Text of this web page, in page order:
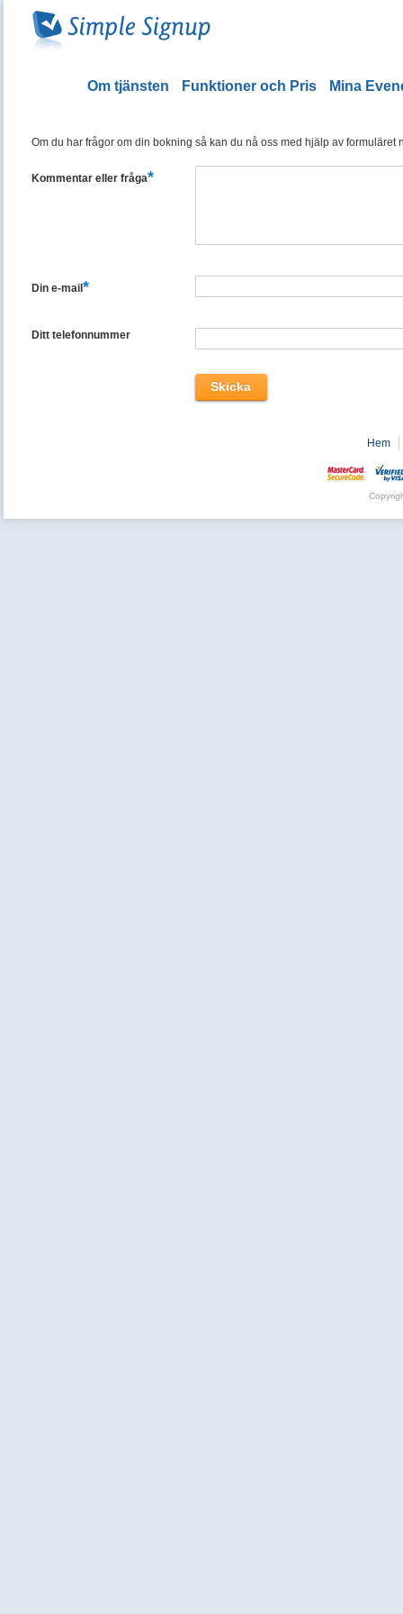
Om tjänsten Funktioner och Pris Mina
Om du har frågor om din bokning så kan du nå oss med hjälp av formuläret
Kommentar eller fråga*
Din e-mail*
Ditt telefonnummer
Hem